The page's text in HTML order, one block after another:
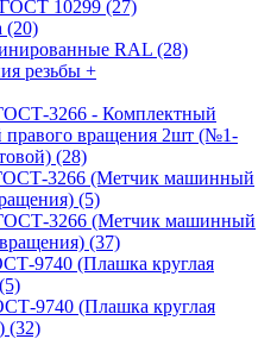
ГОСТ 10299 (27)
(20)
RAL (28)
резьбы +
3266 - Комплектный
вращения 2шт (№1-
(28)
3266 (Метчик машинный
(5)
3266 (Метчик машинный
(37)
9740 (Плашка круглая
9740 (Плашка круглая
(32)